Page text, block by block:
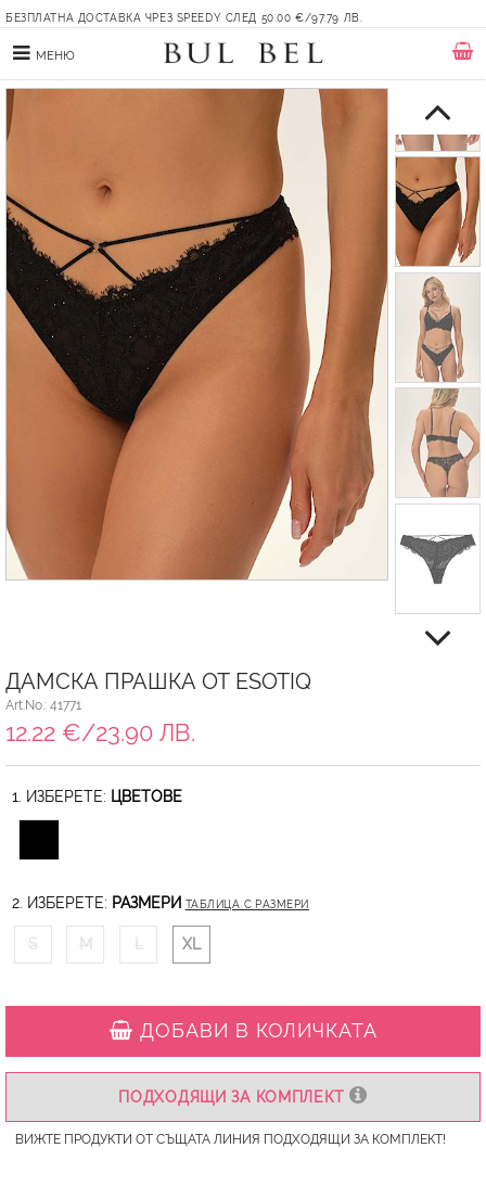
БЕЗПЛАТНА ДОСТАВКА ЧРЕЗ SPEEDY СЛЕД 50.00 €/97.79 ЛВ.
МЕНЮ
ДАМСКА ПРАШКА ОТ ESOTIQ
Art.No.: 41771
12.22 €/23.90 ЛВ.
1. ИЗБЕРЕТЕ: ЦВЕТОВЕ
2. ИЗБЕРЕТЕ: РАЗМЕРИ ТАБЛИЦА С РАЗМЕРИ
S M L XL
ДОБАВИ В КОЛИЧКАТА
ПОДХОДЯЩИ ЗА КОМПЛЕКТ
ВИЖТЕ ПРОДУКТИ ОТ СЪЩАТА ЛИНИЯ ПОДХОДЯЩИ ЗА КОМПЛЕКТ!